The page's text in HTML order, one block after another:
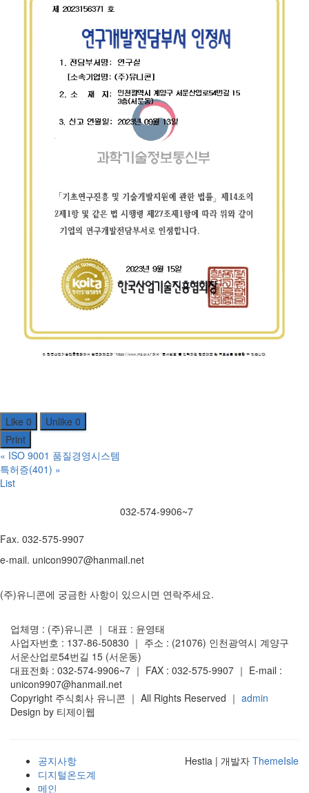
Like 0 Unlike 0
Print
« ISO 9001 품질경영시스템
특허증(401) »
List
032-574-9906~7
Fax. 032-575-9907
e-mail. unicon9907@hanmail.net
(주)유니콘에 궁금한 사항이 있으시면 연락주세요.
업체명 : (주)유니콘 ｜ 대표 : 윤영태
사업자번호 : 137-86-50830 ｜ 주소 : (21076) 인천광역시 계양구
서운산업로54번길 15 (서운동)
대표전화 : 032-574-9906~7 ｜ FAX : 032-575-9907 ｜ E-mail :
unicon9907@hanmail.net
Copyright 주식회사 유니콘 ｜ All Rights Reserved ｜ admin
Design by 티제이웹
공지사항
디지털온도계
메인
Hestia | 개발자 ThemeIsle